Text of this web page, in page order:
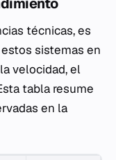
técnicas, es
sistemas en
velocidad, el
tabla resume
en la